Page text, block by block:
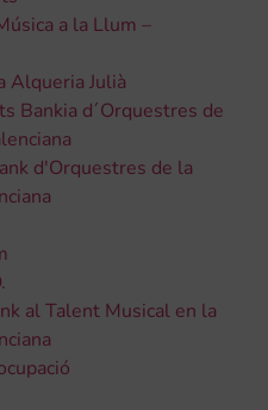
a la Llum –
Alqueria Julià
Bankia d´Orquestres de
d'Orquestres de la
al Talent Musical en la